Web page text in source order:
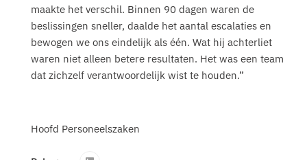
maakte het verschil. Binnen 90 dagen waren de
beslissingen sneller, daalde het aantal escalaties en
bewogen we ons eindelijk als één. Wat hij achterliet
waren niet alleen betere resultaten. Het was een team
dat zichzelf verantwoordelijk wist te houden.”
Hoofd Personeelszaken